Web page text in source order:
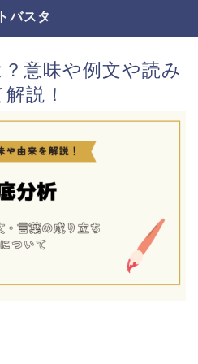
バスタ
？意味や例文や読み
説！